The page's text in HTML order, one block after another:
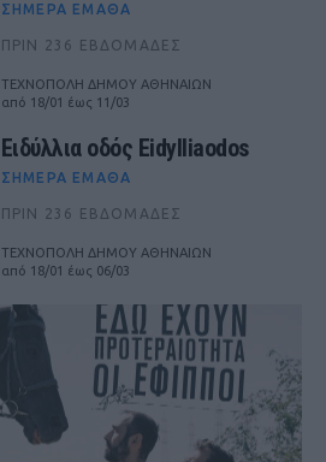
ΣΉΜΕΡΑ ΈΜΑΘΑ
ΠΡΙΝ 236 ΕΒΔΟΜΆΔΕΣ
ΤΕΧΝΟΠΟΛΗ ΔΗΜΟΥ ΑΘΗΝΑΙΩΝ
από 18/01 έως 11/03
Ειδύλλια οδός Eidylliaodos
ΣΉΜΕΡΑ ΈΜΑΘΑ
ΠΡΙΝ 236 ΕΒΔΟΜΆΔΕΣ
ΤΕΧΝΟΠΟΛΗ ΔΗΜΟΥ ΑΘΗΝΑΙΩΝ
από 18/01 έως 06/03